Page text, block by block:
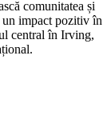
comunitatea și
impact pozitiv în
central în Irving,